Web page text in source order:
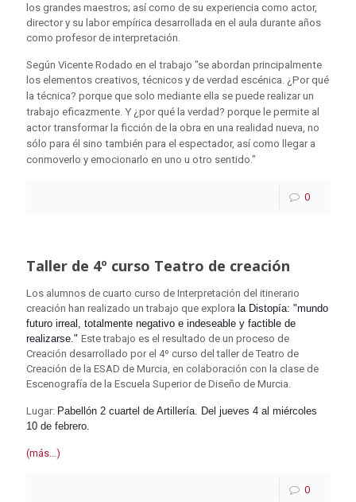
los grandes maestros; así como de su experiencia como actor,
director y su labor empírica desarrollada en el aula durante años
como profesor de interpretación.
Según Vicente Rodado en el trabajo "se abordan principalmente
los elementos creativos, técnicos y de verdad escénica. ¿Por qué
la técnica? porque que solo mediante ella se puede realizar un
trabajo eficazmente. Y ¿por qué la verdad? porque le permite al
actor transformar la ficción de la obra en una realidad nueva, no
sólo para él sino también para el espectador, así como llegar a
conmoverlo y emocionarlo en uno u otro sentido."
0
Taller de 4º curso Teatro de creación
Los alumnos de cuarto curso de Interpretación del itinerario
creación han realizado un trabajo que explora la Distopía: "mundo
futuro irreal, totalmente negativo e indeseable y factible de
realizarse." Este trabajo es el resultado de un proceso de
Creación desarrollado por el 4º curso del taller de Teatro de
Creación de la ESAD de Murcia, en colaboración con la clase de
Escenografía de la Escuela Superior de Diseño de Murcia.
Lugar: Pabellón 2 cuartel de Artillería. Del jueves 4 al miércoles
10 de febrero.
(más…)
0